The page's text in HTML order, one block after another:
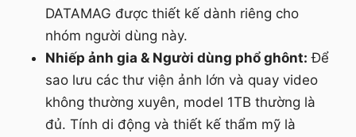
DATAMAG được thiết kế dành riêng cho
nhóm người dùng này.
Nhiếp ảnh gia & Người dùng phổ ghônt: Để
sao lưu các thư viện ảnh lớn và quay video
không thường xuyên, model 1TB thường là
đủ. Tính di động và thiết kế thẩm mỹ là